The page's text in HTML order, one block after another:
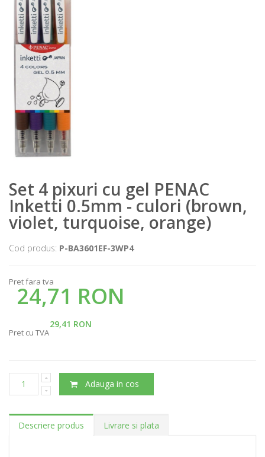
Set 4 pixuri cu gel PENAC
Inketti 0.5mm - culori (brown,
violet, turquoise, orange)
Cod produs: P-BA3601EF-3WP4
Pret fara tva
24,71 RON
29,41 RON
Pret cu TVA
Adauga in cos
Descriere produs Livrare si plata